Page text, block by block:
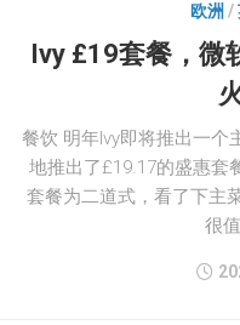
欧洲 /
Ivy £19套餐，微
餐饮 明年Ivy即将推出一个
地推出了£19.17的盛惠套
套餐为二道式，看了下主
很